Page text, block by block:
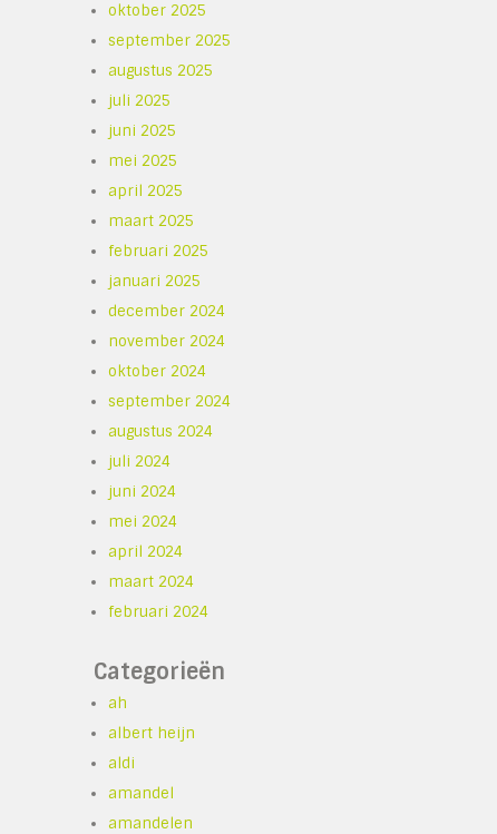
oktober 2025
september 2025
augustus 2025
juli 2025
juni 2025
mei 2025
april 2025
maart 2025
februari 2025
januari 2025
december 2024
november 2024
oktober 2024
september 2024
augustus 2024
juli 2024
juni 2024
mei 2024
april 2024
maart 2024
februari 2024
Categorieën
ah
albert heijn
aldi
amandel
amandelen